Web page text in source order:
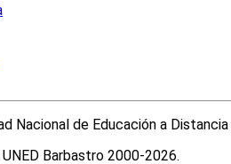
Barbastro 2000-2026.